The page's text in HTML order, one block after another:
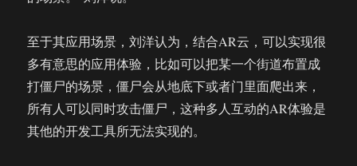
至于其应用场景，刘洋认为，结合AR云，可以实现很
多有意思的应用体验，比如可以把某一个街道布置成
打僵尸的场景，僵尸会从地底下或者门里面爬出来，
所有人可以同时攻击僵尸，这种多人互动的AR体验是
其他的开发工具所无法实现的。